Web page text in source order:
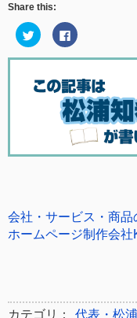
Share this:
ク
リ
ク
て
Twitter
ウ
き
ま
す)
Facebook
で
有
る
に
は
ク
リ
ッ
し
て
し
い
ウ
ィ
ま
会社・サービス・商品
ホームページ制作会
カテゴリ： 代表・松